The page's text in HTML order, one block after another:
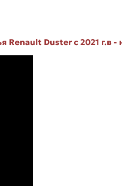
Duster с 2021 г.в -